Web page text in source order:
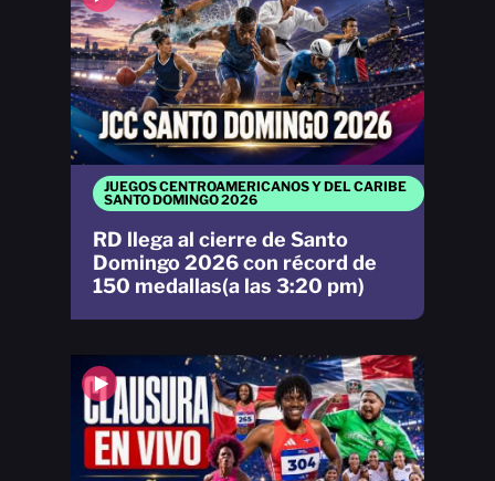
JUEGOS CENTROAMERICANOS Y DEL CARIBE
SANTO DOMINGO 2026
RD llega al cierre de Santo
Domingo 2026 con récord de
150 medallas(a las 3:20 pm)